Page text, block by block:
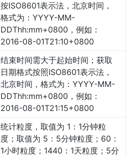
按ISO8601表示法，北京时间，
格式为：YYYY-MM-
DDThh:mm+0800，例如：
2016-08-01T21:10+0800
结束时间需大于起始时间；获取
日期格式按照ISO8601表示法，
北京时间，格式为：YYYY-MM-
DDThh:mm+0800，例如：
2016-08-01T21:15+0800
统计粒度，取值为 1：1分钟粒
度；取值为 5：5分钟粒度；60：
1小时粒度；1440：1天粒度；5分